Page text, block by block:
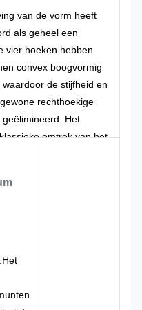
van de vorm heeft
als geheel een
vier hoeken hebben
convex boogvormig
de stijfheid en
rechthoekige
Het
omtrek van het
waarbij de
zijn laag voor laag
een regelmatige
met een
:Het